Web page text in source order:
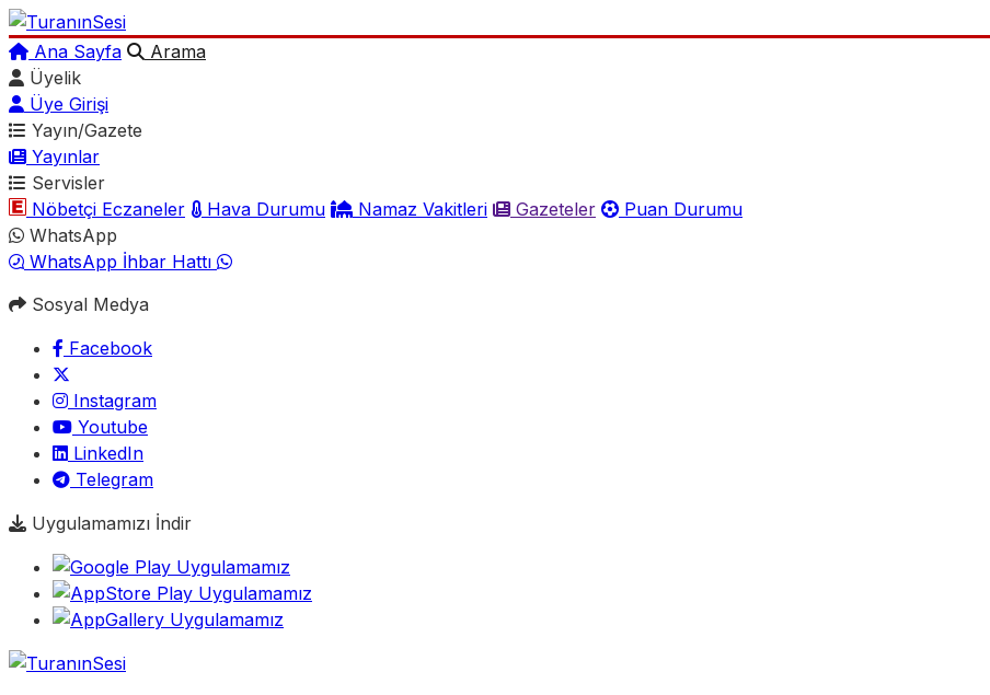
Ana Sayfa
Arama
Üyelik
Üye Girişi
Yayın/Gazete
Yayınlar
Servisler
Nöbetçi Eczaneler
Hava Durumu Namaz Vakitleri Gazeteler
Puan Durumu
WhatsApp
WhatsApp İhbar Hattı
Sosyal Medya
Facebook
Instagram
Youtube
LinkedIn
Telegram
Uygulamamızı İndir